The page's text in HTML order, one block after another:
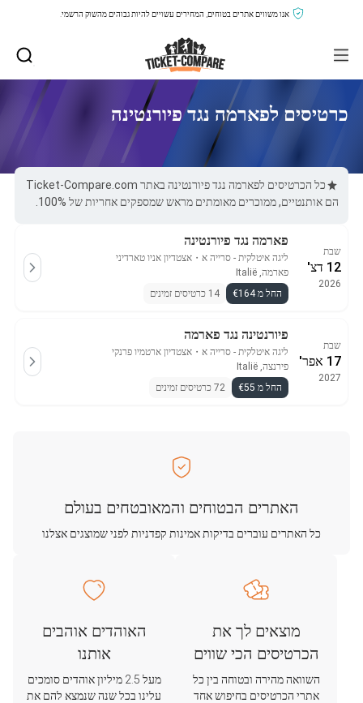
אנו משווים אתרים בטוחים, המחירים עשויים להיות גבוהים מהשוק הרשמי.
כרטיסים לפארמה נגד פיורנטינה
כל הכרטיסים לפארמה נגד פיורנטינה באתר Ticket-Compare.com
הם אותנטיים, ממוכרים מאומתים מראש שמספקים אחריות של 100%.
שבת
12 דצ'
2026
פארמה נגד פיורנטינה
ליגה איטלקית - סרייה א ・ אצטדיון אניו טארדיני
פארמה, Italië
החל מ €164
14 כרטיסים זמינים
שבת
17 אפר'
2027
פיורנטינה נגד פארמה
ליגה איטלקית - סרייה א ・ אצטדיון ארטמיו פרנקי
פירנצה, Italië
החל מ €55
72 כרטיסים זמינים
האתרים הבטוחים והמאובטחים בעולם
כל האתרים עוברים בדיקות אמינות קפדניות לפני שמוצגים אצלנו
מוצאים לך את
הכרטיסים הכי שווים
השוואה מהירה ובטוחה בין כל
אתרי הכרטיסים בחיפוש אחד
האוהדים אוהבים
אותנו
מעל 2.5 מיליון אוהדים סומכים
עלינו בכל שנה שנמצא להם את